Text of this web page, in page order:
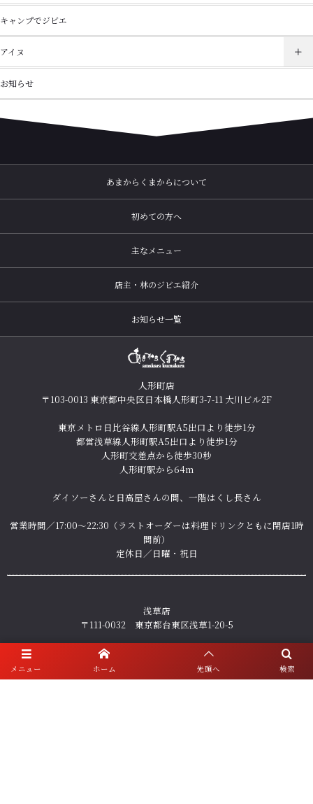
キャンプでジビエ
アイヌ
お知らせ
あまからくまからについて
初めての方へ
主なメニュー
店主・林のジビエ紹介
お知らせ一覧
人形町店
〒103-0013 東京都中央区日本橋人形町3-7-11 大川ビル2F
東京メトロ日比谷線人形町駅A5出口より徒歩1分
都営浅草線人形町駅A5出口より徒歩1分
人形町交差点から徒歩30秒
人形町駅から64m
ダイソーさんと日高屋さんの間、一階はくし長さん
営業時間／17:00～22:30（ラストオーダーは料理ドリンクともに閉店1時
間前）
定休日／日曜・祝日
浅草店
〒111-0032 東京都台東区浅草1-20-5
営業時間／日・祝日 17:00～22:00／月、水〜土 17:00～22:30（ラストオ
ーダーは料理ドリンクともに閉店1時間前）
定休日／火曜、年末年始
メニュー 検索
ホーム 先頭へ